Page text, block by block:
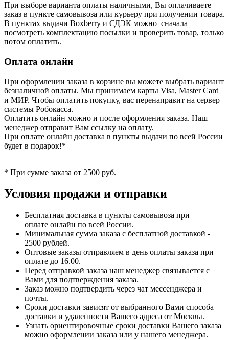
При выборе варианта оплаты наличными, Вы оплачиваете
заказ в пункте самовывоза или курьеру при получении товара.
В пунктах выдачи Boxberry и СДЭК можно сначала
посмотреть комплектацию посылки и проверить товар, только
потом оплатить.
Оплата онлайн
При оформлении заказа в корзине вы можете выбрать вариант
безналичной оплаты. Мы принимаем карты Visa, Master Card
и МИР. Чтобы оплатить покупку, вас перенаправит на сервер
системы Робокасса.
Оплатить онлайн можно и после оформления заказа. Наш
менеджер отправит Вам ссылку на оплату.
При оплате онлайн доставка в пункты выдачи по всей России
будет в подарок!*
* При сумме заказа от 2500 руб.
Условия продажи и отправки
Бесплатная доставка в пункты самовывоза при
оплате онлайн по всей России.
Минимальная сумма заказа с бесплатной доставкой -
2500 рублей.
Оптовые заказы отправляем в день оплаты заказа при
оплате до 16.00.
Перед отправкой заказа наш менеджер связывается с
Вами для подтверждения заказа.
Заказ можно подтвердить через чат мессенджера и
почты.
Сроки доставки зависят от выбранного Вами способа
доставки и удаленности Вашего адреса от Москвы.
Узнать ориентировочные сроки доставки Вашего заказа
можно оформлении заказа или у нашего менеджера.